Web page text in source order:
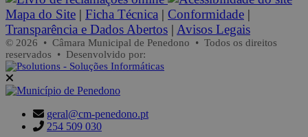
Mapa do Site | Ficha Técnica | Conformidade |
Transparência e Dados Abertos | Avisos Legais
© 2026 • Câmara Municipal de Penedono • Todos os direitos
reservados • Desenvolvido por:
geral@cm-penedono.pt
254 509 030